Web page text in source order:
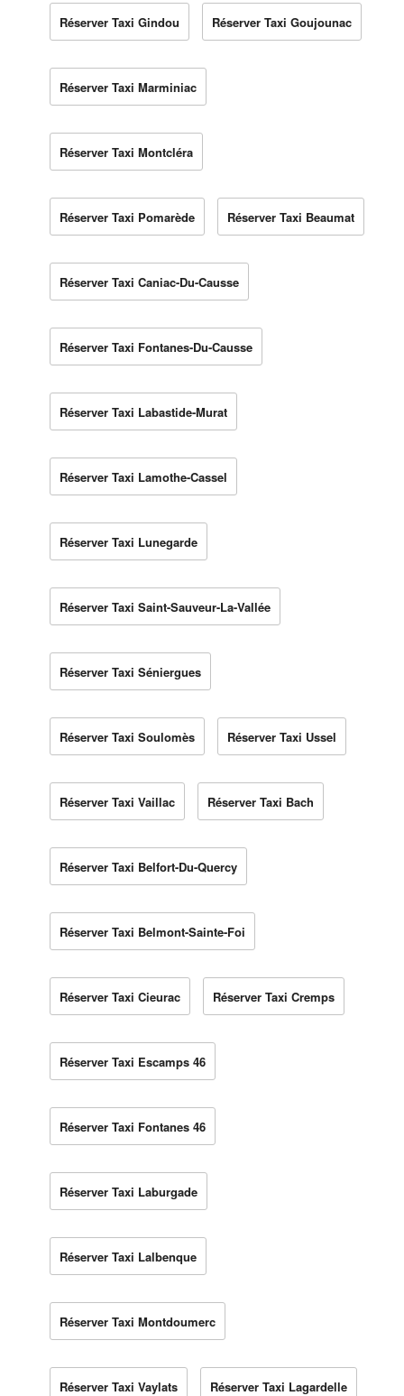
Réserver Taxi Gindou Réserver Taxi Goujounac
Réserver Taxi Marminiac
Réserver Taxi Montcléra
Réserver Taxi Pomarède Réserver Taxi Beaumat
Réserver Taxi Caniac-Du-Causse
Réserver Taxi Fontanes-Du-Causse
Réserver Taxi Labastide-Murat
Réserver Taxi Lamothe-Cassel
Réserver Taxi Lunegarde
Réserver Taxi Saint-Sauveur-La-Vallée
Réserver Taxi Séniergues
Réserver Taxi Soulomès Réserver Taxi Ussel
Réserver Taxi Vaillac Réserver Taxi Bach
Réserver Taxi Belfort-Du-Quercy
Réserver Taxi Belmont-Sainte-Foi
Réserver Taxi Cieurac Réserver Taxi Cremps
Réserver Taxi Escamps 46
Réserver Taxi Fontanes 46
Réserver Taxi Laburgade
Réserver Taxi Lalbenque
Réserver Taxi Montdoumerc
Réserver Taxi Vaylats Réserver Taxi Lagardelle